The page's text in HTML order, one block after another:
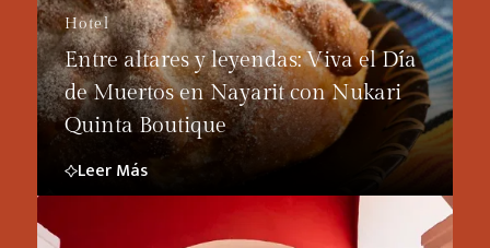
Hotel
Entre altares y leyendas: Viva el Día
de Muertos en Nayarit con Nukari
Quinta Boutique
Leer Más